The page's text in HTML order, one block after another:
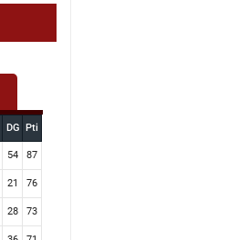
DG Pti
54 87
21 76
28 73